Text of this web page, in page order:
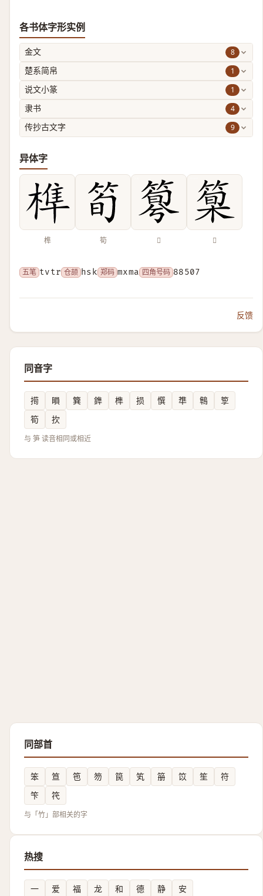
各书体字形实例
金文 8
楚系简帛 1
说文小篆 1
隶书 4
传抄古文字 9
异体字
榫 筍 𥰴 𥰿
五笔 tvtr 仓颉 hsk 郑码 mxma 四角号码 88507
反馈
同音字
㨚 䁚 簨 鎨 榫 损 㦏 㔼 鶽
箰
筍
扻
与 笋 读音相同或相近
同部首
笨 笪 竾 笏 笢 笂 笧 笖 笙
符
笇
笩
与「竹」部相关的字
热搜
一 爱 福 龙 和 德 静 安